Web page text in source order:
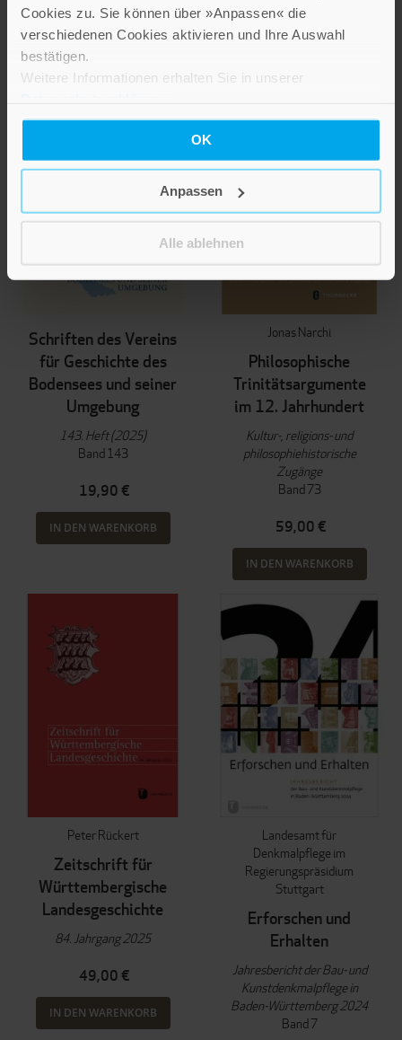
Cookies zu. Sie können über »Anpassen« die
verschiedenen Cookies aktivieren und Ihre Auswahl
bestätigen.
Weitere Informationen erhalten Sie in unserer
OK
Anpassen
Alle ablehnen
42,00 €
Schriften des Vereins
für Geschichte des
Bodensees und seiner
Umgebung
143. Heft (2025)
Band 143
19,90 €
IN DEN WARENKORB
Jonas Narchi
Philosophische
Trinitätsargumente
im 12. Jahrhundert
Kultur-, religions- und
philosophiehistorische
Zugänge
Band 73
59,00 €
IN DEN WARENKORB
Peter Rückert
Zeitschrift für
Württembergische
Landesgeschichte
84. Jahrgang 2025
49,00 €
IN DEN WARENKORB
Landesamt für
Denkmalpflege im
Regierungspräsidium
Stuttgart
Erforschen und
Erhalten
Jahresbericht der Bau- und
Kunstdenkmalpflege in
Baden-Württemberg 2024
Band 7